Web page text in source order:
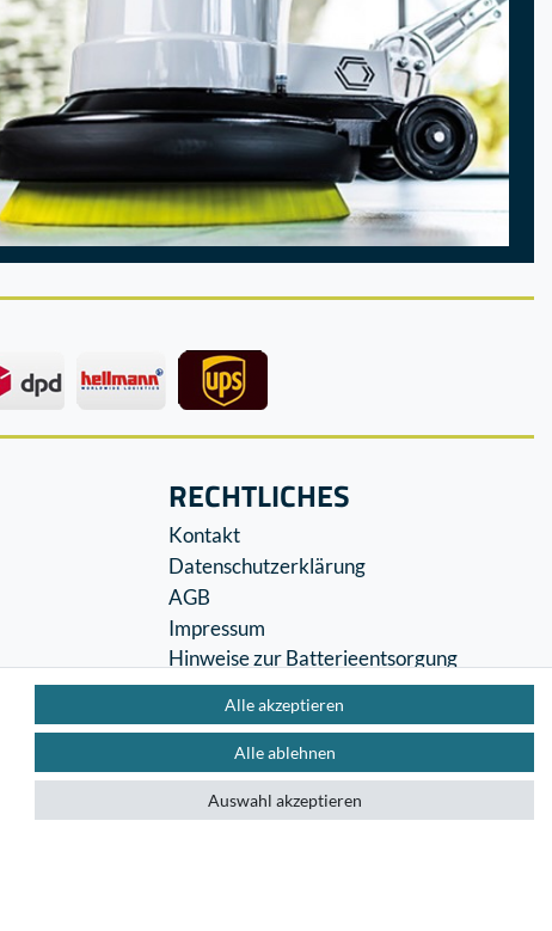
Alle akzeptieren
Alle ablehnen
Auswahl akzeptieren
RECHTLICHES
Kontakt
Datenschutzerklärung
AGB
Impressum
Hinweise zur Batterieentsorgung
Widerrufs­recht
Vertrag widerrufen